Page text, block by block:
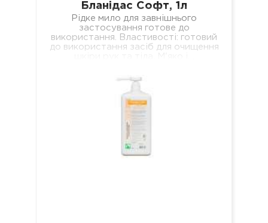
Бланідас Софт, 1л
Рідке мило для завнішнього
застосування готове до
використання. Властивості: готовий
до використання засіб для очищення